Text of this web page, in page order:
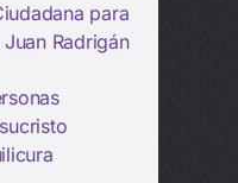
para
Radrigán